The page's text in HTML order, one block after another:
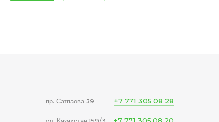
пр. Сатпаева 39 +7 771 305 08 28